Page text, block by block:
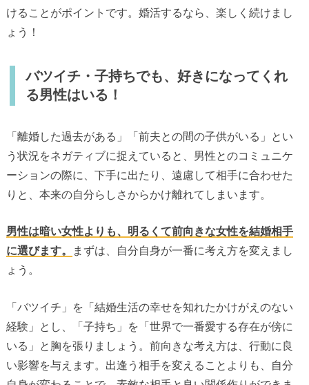
けることがポイントです。婚活するなら、楽しく続けまし
ょう！
バツイチ・子持ちでも、好きになってくれ
る男性はいる！
「離婚した過去がある」「前夫との間の子供がいる」とい
う状況をネガティブに捉えていると、男性とのコミュニケ
ーションの際に、下手に出たり、遠慮して相手に合わせた
りと、本来の自分らしさからかけ離れてしまいます。
男性は暗い女性よりも、明るくて前向きな女性を結婚相手
に選びます。
まずは、自分自身が一番に考え方を変えまし
ょう。
「バツイチ」を「結婚生活の幸せを知れたかけがえのない
経験」とし、「子持ち」を「世界で一番愛する存在が傍に
いる」と胸を張りましょう。前向きな考え方は、行動に良
い影響を与えます。出逢う相手を変えることよりも、自分